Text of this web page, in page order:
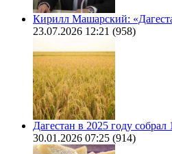
Кирилл Машарский:
23.07.2026 12:21 (958)
Дагестан в 2025 году
30.01.2026 07:25 (914)